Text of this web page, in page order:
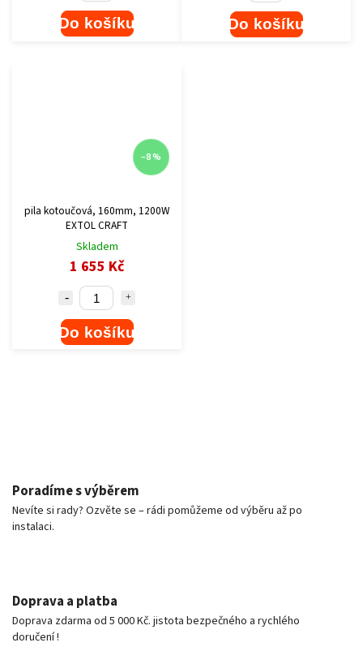
Do košíku Do košíku
–8 %
pila kotoučová, 160mm, 1200W
EXTOL CRAFT
Skladem
1 655 Kč
Do košíku
Poradíme s výběrem
Nevíte si rady? Ozvěte se – rádi pomůžeme od výběru až po
instalaci.
Doprava a platba
Doprava zdarma od 5 000 Kč. jistota bezpečného a rychlého
doručení !